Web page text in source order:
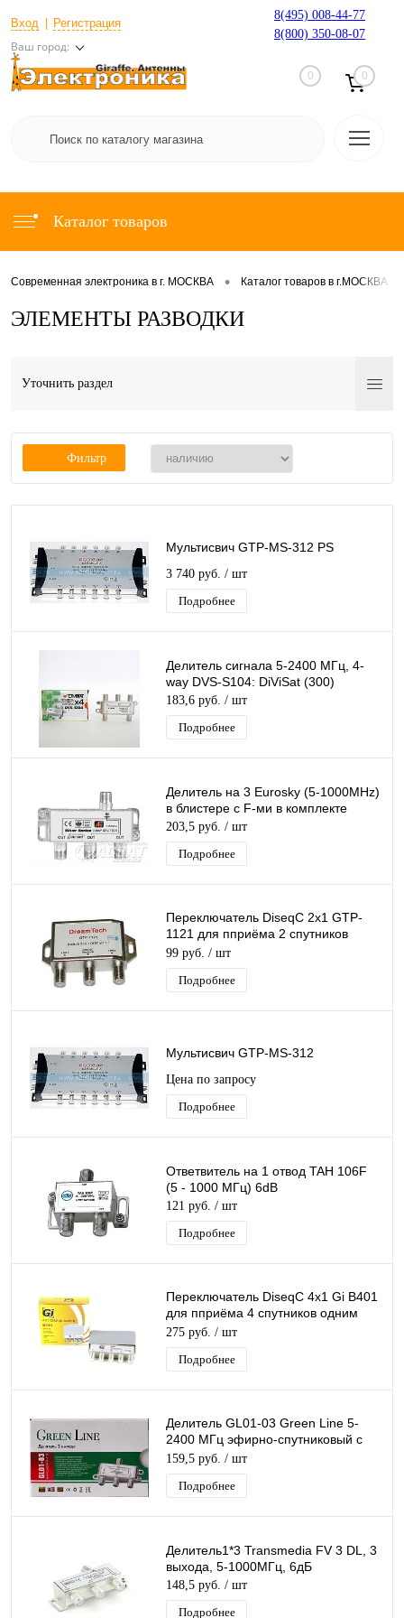
Вход Регистрация
Ваш город:
8(495) 008-44-77
8(800) 350-08-07
0 0
Каталог товаров
Современная электроника в г. МОСКВА • Каталог товаров в г.МОСКВА
ЭЛЕМЕНТЫ РАЗВОДКИ
Уточнить раздел
Фильтр
Мультисвич GTP-MS-312 PS
3 740 руб. / шт
Подробнее
Делитель сигнала 5-2400 МГц, 4-
way DVS-S104: DiViSat (300)
183,6 руб. / шт
Подробнее
Делитель на 3 Eurosky (5-1000MHz)
в блистере с F-ми в комплекте
203,5 руб. / шт
Подробнее
Переключатель DiseqC 2х1 GTP-
1121 для пприёма 2 спутников
одним ресивером (цифровой
приставкой)
99 руб. / шт
Подробнее
Мультисвич GTP-MS-312
Цена по запросу
Подробнее
Ответвитель на 1 отвод TAH 106F
(5 - 1000 МГц) 6dB
121 руб. / шт
Подробнее
Переключатель DiseqC 4х1 Gi B401
для пприёма 4 спутников одним
ресивером ( приставкой) с кожухом
275 руб. / шт
Подробнее
Делитель GL01-03 Green Line 5-
2400 МГц эфирно-спутниковый с
проходом питания 1х3
159,5 руб. / шт
Подробнее
Делитель1*3 Transmedia FV 3 DL, 3
выхода, 5-1000МГц, 6дБ
148,5 руб. / шт
Подробнее